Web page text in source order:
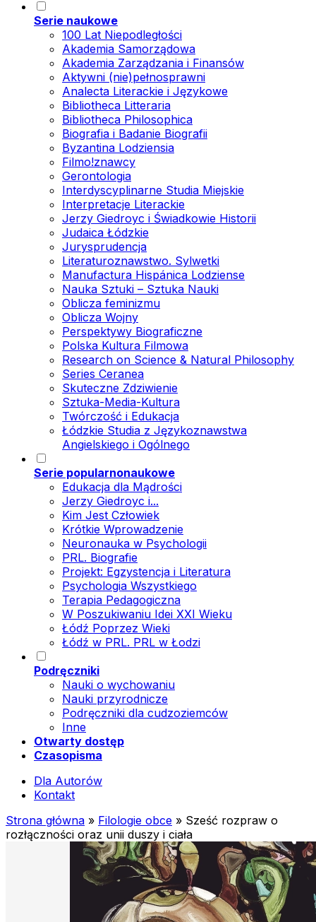
Serie naukowe
100 Lat Niepodległości
Akademia Samorządowa
Akademia Zarządzania i Finansów
Aktywni (nie)pełnosprawni
Analecta Literackie i Językowe
Bibliotheca Litteraria
Bibliotheca Philosophica
Biografia i Badanie Biografii
Byzantina Lodziensia
Filmo!znawcy
Gerontologia
Interdyscyplinarne Studia Miejskie
Interpretacje Literackie
Jerzy Giedroyc i Świadkowie Historii
Judaica Łódzkie
Jurysprudencja
Literaturoznawstwo. Sylwetki
Manufactura Hispánica Lodziense
Nauka Sztuki – Sztuka Nauki
Oblicza feminizmu
Oblicza Wojny
Perspektywy Biograficzne
Polska Kultura Filmowa
Research on Science & Natural Philosophy
Series Ceranea
Skuteczne Zdziwienie
Sztuka-Media-Kultura
Twórczość i Edukacja
Łódzkie Studia z Językoznawstwa
Angielskiego i Ogólnego
Serie popularnonaukowe
Edukacja dla Mądrości
Jerzy Giedroyc i...
Kim Jest Człowiek
Krótkie Wprowadzenie
Neuronauka w Psychologii
PRL. Biografie
Projekt: Egzystencja i Literatura
Psychologia Wszystkiego
Terapia Pedagogiczna
W Poszukiwaniu Idei XXI Wieku
Łódź Poprzez Wieki
Łódź w PRL. PRL w Łodzi
Podręczniki
Nauki o wychowaniu
Nauki przyrodnicze
Podręczniki dla cudzoziemców
Inne
Otwarty dostęp
Czasopisma
Dla Autorów
Kontakt
Strona główna » Filologie obce » Sześć rozpraw o
rozłączności oraz unii duszy i ciała